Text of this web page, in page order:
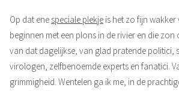
Op dat ene speciale plekje is het zo fijn
beginnen met een plons in de rivier en die zon
van dat dagelijkse, van glad pratende politici,
virologen, zelfbenoemde experts en fanatici.
grimmigheid. Wentelen ga ik me, in de